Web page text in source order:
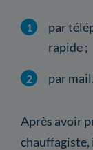
par
rapide ;
par mail.
Après avoir
chauffagiste,